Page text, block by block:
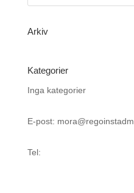
Arkiv
Kategorier
Inga kategorier
E-post:
Tel: